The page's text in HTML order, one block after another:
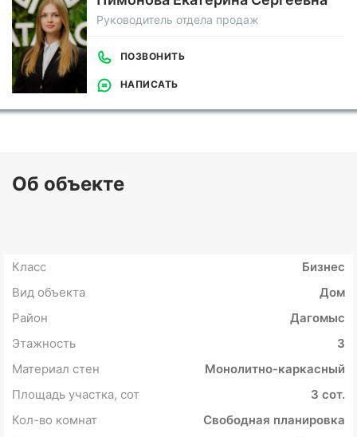
Руководитель отдела продаж
ПОЗВОНИТЬ
НАПИСАТЬ
Об объекте
Класс
Бизнес
Вид объекта
Дом
Район
Дагомыс
Этажность
3
Материал стен
Монолитно-каркасный
Площадь участка, сот
3 сот.
Кол-во комнат
Свободная планировка